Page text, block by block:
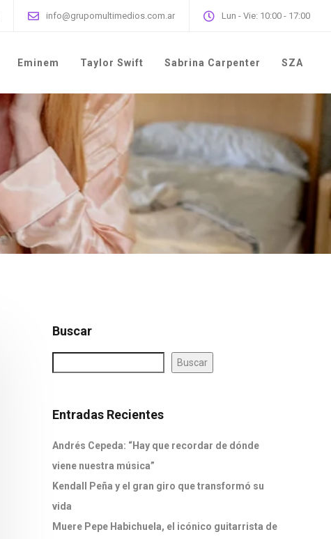
info@grupomultimedios.com.ar Lun - Vie: 10:00 - 17:00
Eminem Taylor Swift Sabrina Carpenter SZA
Buscar
Buscar
Entradas Recientes
Andrés Cepeda: “Hay que recordar de dónde
viene nuestra música”
Kendall Peña y el gran giro que transformó su
vida
Muere Pepe Habichuela, el icónico guitarrista de